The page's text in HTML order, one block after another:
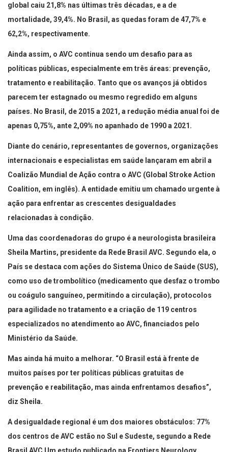
global caiu 21,8% nas últimas três décadas, e a de
mortalidade, 39,4%. No Brasil, as quedas foram de 47,7% e
62,2%, respectivamente.
Ainda assim, o AVC continua sendo um desafio para as
políticas públicas, especialmente em três áreas: prevenção,
tratamento e reabilitação. Tanto que os avanços já obtidos
parecem ter estagnado ou mesmo regredido em alguns
países. No Brasil, de 2015 a 2021, a redução média anual foi de
apenas 0,75%, ante 2,09% no apanhado de 1990 a 2021.
Diante do cenário, representantes de governos, organizações
internacionais e especialistas em saúde lançaram em abril a
Coalizão Mundial de Ação contra o AVC (Global Stroke Action
Coalition, em inglês). A entidade emitiu um chamado urgente à
ação para enfrentar as crescentes desigualdades
relacionadas à condição.
Uma das coordenadoras do grupo é a neurologista brasileira
Sheila Martins, presidente da Rede Brasil AVC. Segundo ela, o
País se destaca com ações do Sistema Único de Saúde (SUS),
como uso de trombolítico (medicamento que desfaz o trombo
ou coágulo sanguíneo, permitindo a circulação), protocolos
para agilidade no tratamento e a criação de 119 centros
especializados no atendimento ao AVC, financiados pelo
Ministério da Saúde.
Mas ainda há muito a melhorar. “O Brasil está à frente de
muitos países por ter políticas públicas gratuitas de
prevenção e reabilitação, mas ainda enfrentamos desafios”,
diz Sheila.
A desigualdade regional é um dos maiores obstáculos: 77%
dos centros de AVC estão no Sul e Sudeste, segundo a Rede